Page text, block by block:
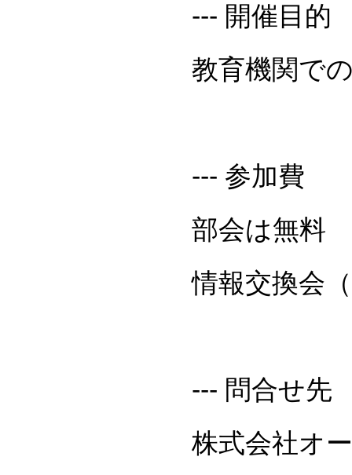
--- 開催目的
教育機関で
--- 参加費
部会は無料
情報交換会
--- 問合せ先
株式会社オ